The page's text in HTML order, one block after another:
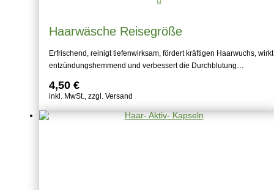
Haarwäsche Reisegröße
Erfrischend, reinigt tiefenwirksam, fördert kräftigen Haarwuchs, wirkt
entzündungshemmend und verbessert die Durchblutung…
4,50 €
inkl. MwSt., zzgl. Versand